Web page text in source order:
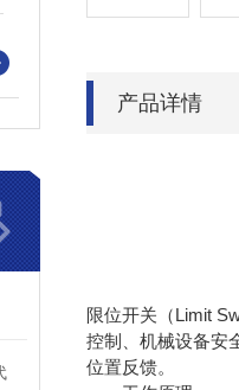
产品详情
限位开关（Limit
控制、机械设备安
位置反馈。